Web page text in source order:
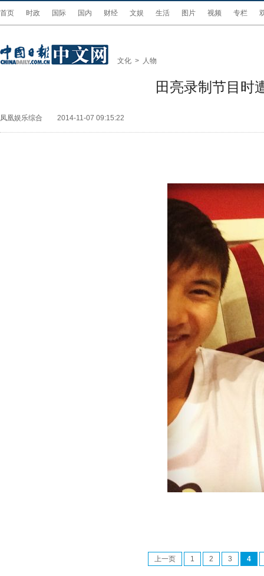
首页 时政 国际 国内 财经 文娱 生活 图片 视频 专栏
文化 > 人物
田亮录制节目时
凤凰娱乐综合 2014-11-07 09:15:22
上一页 1 2 3 4